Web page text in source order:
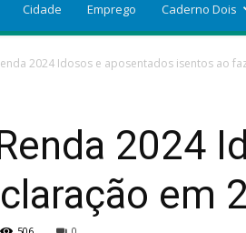
Cidade Emprego Caderno Dois
2024 Idosos e aposentados isentos ao
2024
em